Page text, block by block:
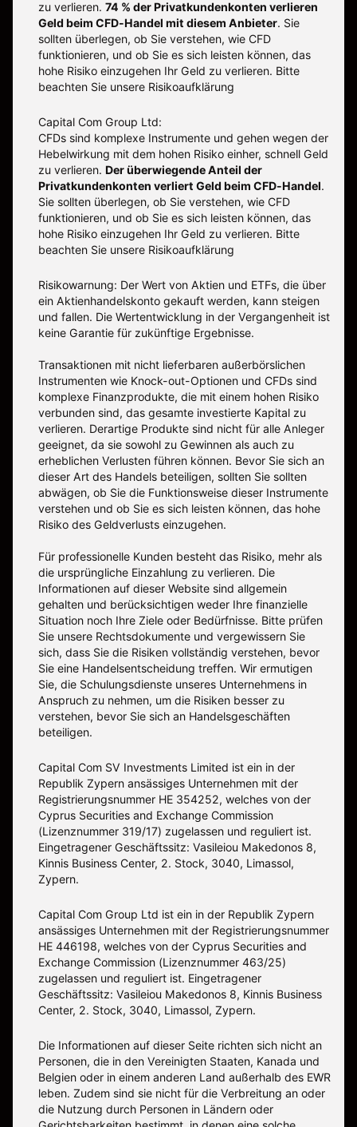
zu verlieren. 74 % der Privatkundenkonten verlieren
Geld beim CFD-Handel mit diesem Anbieter. Sie
sollten überlegen, ob Sie verstehen, wie CFD
funktionieren, und ob Sie es sich leisten können, das
hohe Risiko einzugehen Ihr Geld zu verlieren. Bitte
beachten Sie unsere Risikoaufklärung
Capital Com Group Ltd:
CFDs sind komplexe Instrumente und gehen wegen der
Hebelwirkung mit dem hohen Risiko einher, schnell Geld
zu verlieren. Der überwiegende Anteil der
Privatkundenkonten verliert Geld beim CFD-Handel.
Sie sollten überlegen, ob Sie verstehen, wie CFD
funktionieren, und ob Sie es sich leisten können, das
hohe Risiko einzugehen Ihr Geld zu verlieren. Bitte
beachten Sie unsere Risikoaufklärung
Risikowarnung: Der Wert von Aktien und ETFs, die über
ein Aktienhandelskonto gekauft werden, kann steigen
und fallen. Die Wertentwicklung in der Vergangenheit ist
keine Garantie für zukünftige Ergebnisse.
Transaktionen mit nicht lieferbaren außerbörslichen
Instrumenten wie Knock-out-Optionen und CFDs sind
komplexe Finanzprodukte, die mit einem hohen Risiko
verbunden sind, das gesamte investierte Kapital zu
verlieren. Derartige Produkte sind nicht für alle Anleger
geeignet, da sie sowohl zu Gewinnen als auch zu
erheblichen Verlusten führen können. Bevor Sie sich an
dieser Art des Handels beteiligen, sollten Sie sollten
abwägen, ob Sie die Funktionsweise dieser Instrumente
verstehen und ob Sie es sich leisten können, das hohe
Risiko des Geldverlusts einzugehen.
Für professionelle Kunden besteht das Risiko, mehr als
die ursprüngliche Einzahlung zu verlieren. Die
Informationen auf dieser Website sind allgemein
gehalten und berücksichtigen weder Ihre finanzielle
Situation noch Ihre Ziele oder Bedürfnisse. Bitte prüfen
Sie unsere Rechtsdokumente und vergewissern Sie
sich, dass Sie die Risiken vollständig verstehen, bevor
Sie eine Handelsentscheidung treffen. Wir ermutigen
Sie, die Schulungsdienste unseres Unternehmens in
Anspruch zu nehmen, um die Risiken besser zu
verstehen, bevor Sie sich an Handelsgeschäften
beteiligen.
Capital Com SV Investments Limited ist ein in der
Republik Zypern ansässiges Unternehmen mit der
Registrierungsnummer HE 354252, welches von der
Cyprus Securities and Exchange Commission
(Lizenznummer 319/17) zugelassen und reguliert ist.
Eingetragener Geschäftssitz: Vasileiou Makedonos 8,
Kinnis Business Center, 2. Stock, 3040, Limassol,
Zypern.
Capital Com Group Ltd ist ein in der Republik Zypern
ansässiges Unternehmen mit der Registrierungsnummer
ΗΕ 446198, welches von der Cyprus Securities and
Exchange Commission (Lizenznummer 463/25)
zugelassen und reguliert ist. Eingetragener
Geschäftssitz: Vasileiou Makedonos 8, Kinnis Business
Center, 2. Stock, 3040, Limassol, Zypern.
Die Informationen auf dieser Seite richten sich nicht an
Personen, die in den Vereinigten Staaten, Kanada und
Belgien oder in einem anderen Land außerhalb des EWR
leben. Zudem sind sie nicht für die Verbreitung an oder
die Nutzung durch Personen in Ländern oder